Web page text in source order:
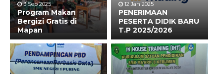
3 Sep 2025
Program Makan
Bergizi Gratis di
Mapan
12 Jan 2025
PENERIMAAN
PESERTA DIDIK BARU
T.P 2025/2026